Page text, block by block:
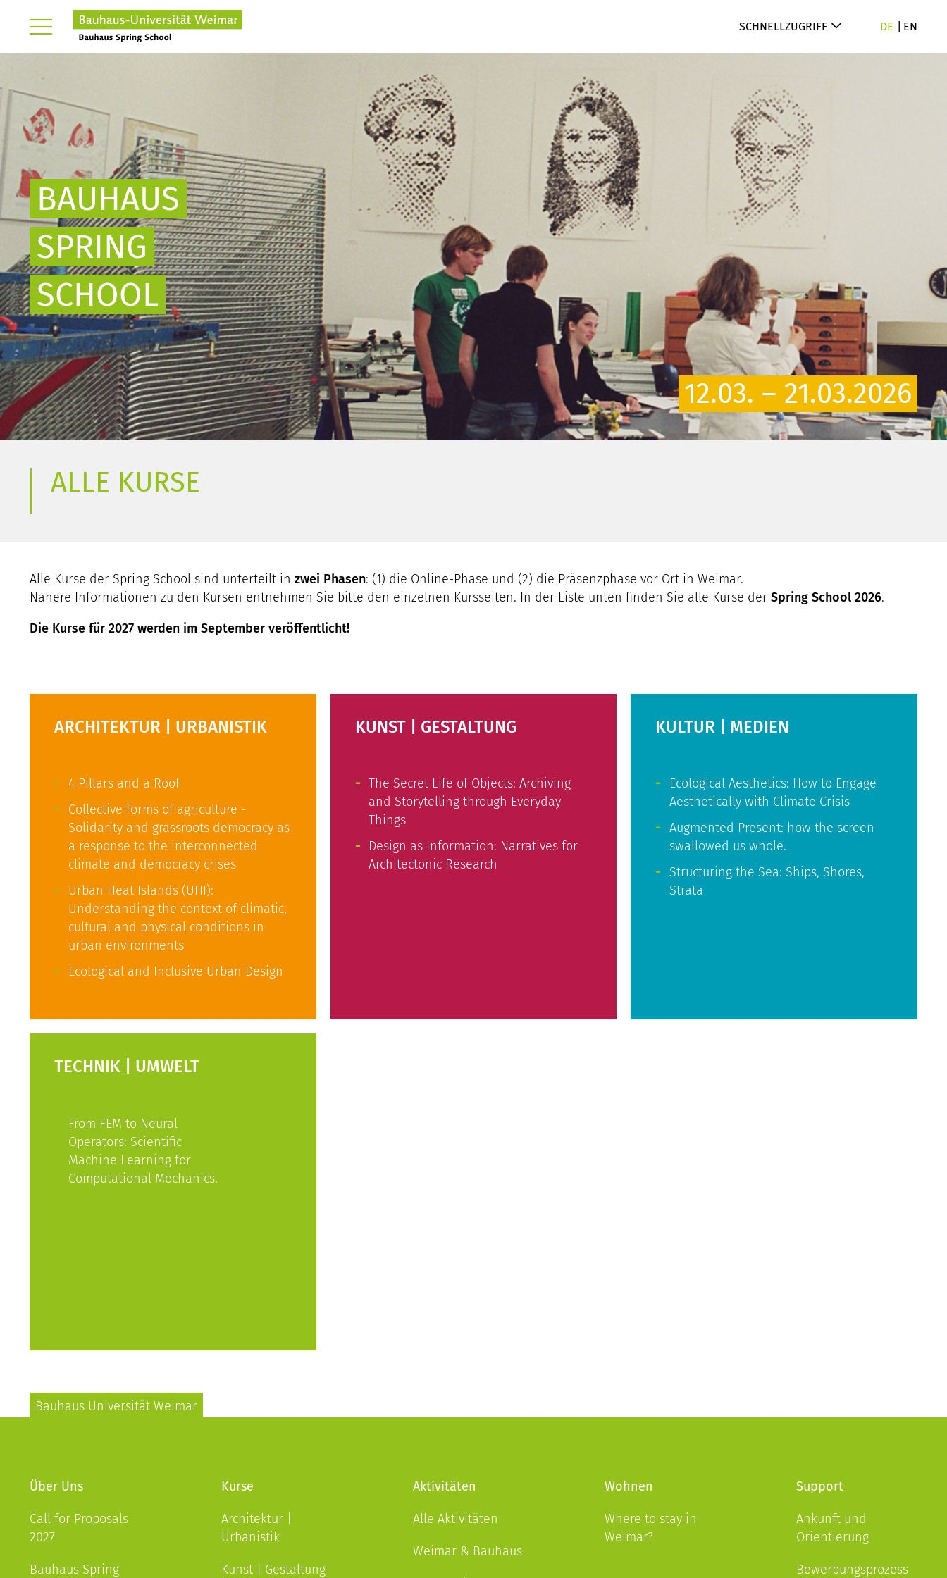
SCHNELLZUGRIFF DE EN
BAUHAUS
SPRING
SCHOOL
12.03. – 21.03.2026
ALLE KURSE
Alle Kurse der Spring School sind unterteilt in zwei Phasen: (1) die Online-Phase und (2) die Präsenzphase vor Ort in Weimar.
Nähere Informationen zu den Kursen entnehmen Sie bitte den einzelnen Kursseiten. In der Liste unten finden Sie alle Kurse der Spring School 2026.
Die Kurse für 2027 werden im September veröffentlicht!
ARCHITEKTUR | URBANISTIK
4 Pillars and a Roof
Collective forms of agriculture -
Solidarity and grassroots democracy as
a response to the interconnected
climate and democracy crises
Urban Heat Islands (UHI):
Understanding the context of climatic,
cultural and physical conditions in
urban environments
Ecological and Inclusive Urban Design
KUNST | GESTALTUNG
The Secret Life of Objects: Archiving
and Storytelling through Everyday
Things
Design as Information: Narratives for
Architectonic Research
KULTUR | MEDIEN
Ecological Aesthetics: How to Engage
Aesthetically with Climate Crisis
Augmented Present: how the screen
swallowed us whole.
Structuring the Sea: Ships, Shores,
Strata
TECHNIK | UMWELT
From FEM to Neural
Operators: Scientific
Machine Learning for
Computational Mechanics.
Bauhaus Universität Weimar
Über Uns
Call for Proposals
2027
Bauhaus Spring
Kurse
Architektur |
Urbanistik
Kunst | Gestaltung
Aktivitäten
Alle Aktivitäten
Weimar & Bauhaus
Wohnen
Where to stay in
Weimar?
Support
Ankunft und
Orientierung
Bewerbungsprozess